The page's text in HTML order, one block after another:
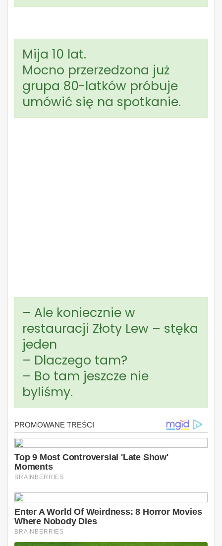
Mija 10 lat.
Mocno przerzedzona już
grupa 80-latków próbuje
umówić się na spotkanie.
– Ale koniecznie w
restauracji Złoty Lew – stęka
jeden
– Dlaczego tam?
– Bo tam jeszcze nie
byliśmy.